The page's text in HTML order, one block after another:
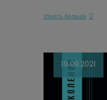
Узнать больше
19.09.2021